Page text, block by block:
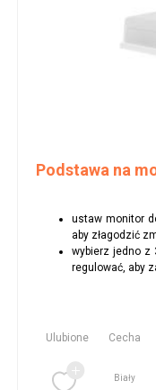
Podstawa na
ustaw monitor
aby złagodzić
wybierz jedno z
regulować, aby
Ulubione Cecha
Biały